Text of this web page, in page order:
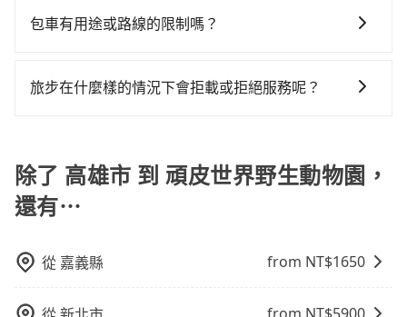
凹的車門仍未被修理，每一次租車都好像在開樂透一
車位，對於急著用車或者要載其他乘客的人來說就有不
就顯得非常不便。
高可省$800。
透明，方便客戶可以更加準確地了解行程所需時間和費
用，網站試算即真實價格，免去來回電話確認。一天包
算。網站上可直接挑選小轎車、休旅車、或九人座箱型
車、私家車或野雞車在招攬生意，這不僅是違法可能被
都無法監控或追查。最好別為了省小錢而冒上不必要的
險。最好辨別叫的車是否合法，就看車牌的開頭，只要
不是R或T開頭的車，就一定是違法。
包車有用途或路線的限制嗎？
何地方，只要是長途交通且途中遵守台灣法律，無論是
班，或者任何跨縣市接送的需求，tripool都能滿足你。
乘車前一天下午五點以前完成預約，隔天保證出車。如
需公司報帳打統編，在結帳時可以受理，並於乘車後一
旅步在什麼樣的情況下會拒載或拒絕服務呢？
訂購時填寫的數量。請務必確實填寫當日實際攜帶的行
李及乘坐的總人數，包含成人及兒童／嬰幼兒。 2) 孩童
同行，卻無自備或加購兒童座椅。提醒您，為了保護孩
必須乘坐兒童座椅。 3) 搭乘寵物友善專車卻沒有裝籠。
避免影響行車安全，請您務將寵物置入提籠或提袋內。
除了 高雄市 到 頑皮世界野生動物園，
還有⋯
從 嘉義縣 from NT$1650